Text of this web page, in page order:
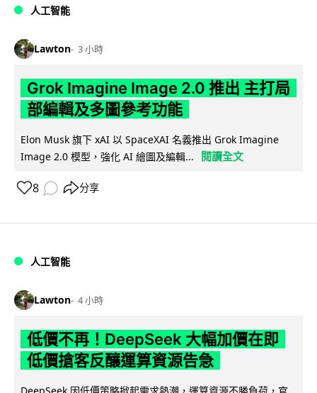
人工智能
Lawton 3 小時
Grok Imagine Image 2.0 推出 主打局
部編輯及多圖參考功能
Elon Musk 旗下 xAI 以 SpaceXAI 名義推出 Grok Imagine
Image 2.0 模型，強化 AI 繪圖及編輯...
閱讀全文
8 分享
人工智能
Lawton 4 小時
低價不再！DeepSeek 大幅加價在即
低價搶客反釀運算資源告急
DeepSeek 因低價策略掀起需求熱潮，運算資源不勝負荷，官